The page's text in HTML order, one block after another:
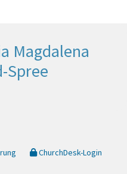
Magdalena
Spree
ChurchDesk-Login